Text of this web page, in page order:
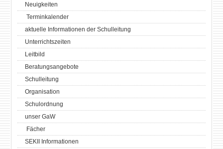
Neuigkeiten
Terminkalender
aktuelle Informationen der Schulleitung
Unterrichtszeiten
Leitbild
Beratungsangebote
Schulleitung
Organisation
Schulordnung
unser GaW
Fächer
SEKII Informationen